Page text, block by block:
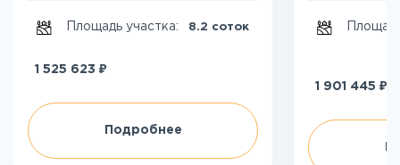
Площадь участка: 8.2 соток
1 525 623 ₽
Подробнее
1 901 445 ₽